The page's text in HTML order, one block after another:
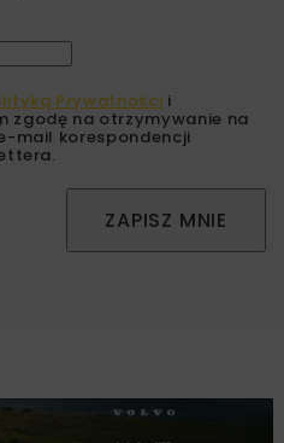
Prywatności i
zgodę na otrzymywanie na
mail korespondencji
ZAPISZ MNIE